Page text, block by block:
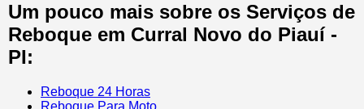
Um pouco mais sobre os Serviços de
Reboque em Curral Novo do Piauí -
PI:
Reboque 24 Horas